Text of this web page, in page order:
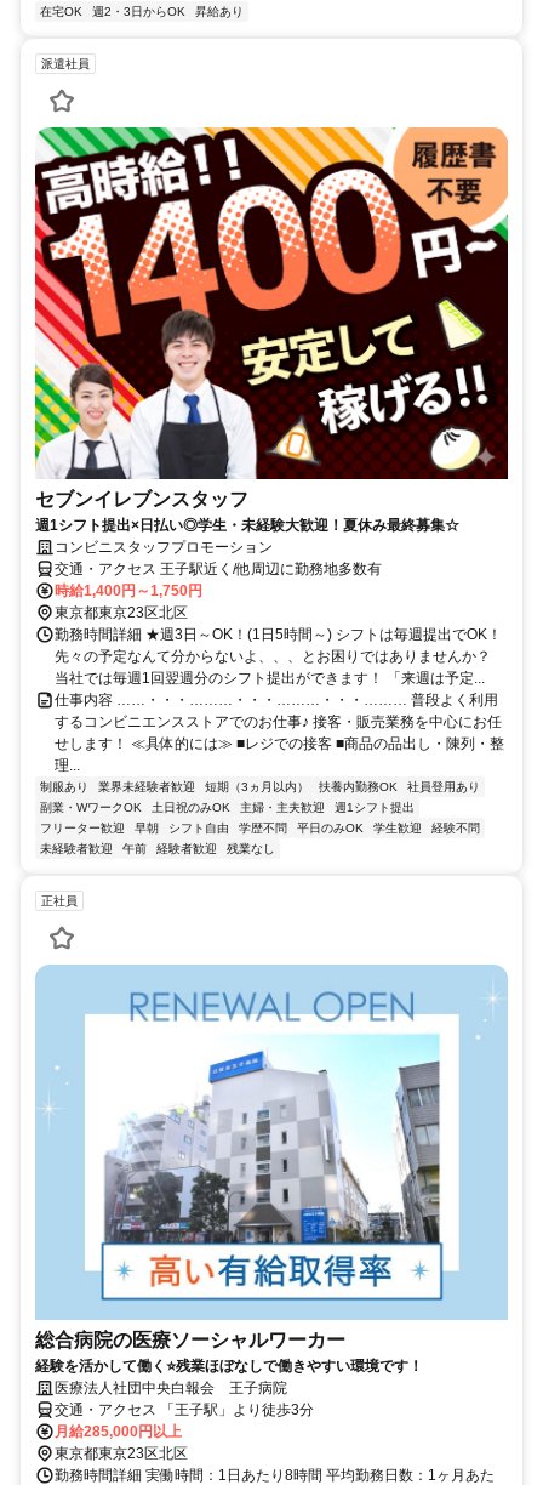
在宅OK 週2・3日からOK 昇給あり
派遣社員
セブンイレブンスタッフ
週1シフト提出×日払い◎学生・未経験大歓迎！夏休み最終募集☆
コンビニスタッフプロモーション
交通・アクセス 王子駅近く/他周辺に勤務地多数有
時給1,400円～1,750円
東京都東京23区北区
勤務時間詳細 ★週3日～OK！(1日5時間～) シフトは毎週提出でOK！
先々の予定なんて分からないよ、、、とお困りではありませんか？
当社では毎週1回翌週分のシフト提出ができます！ 「来週は予定...
仕事内容 ……・・・………・・・………・・・……… 普段よく利用
するコンビニエンスストアでのお仕事♪ 接客・販売業務を中心にお任
せします！ ≪具体的には≫ ■レジでの接客 ■商品の品出し・陳列・整
理...
制服あり 業界未経験者歓迎 短期（3ヵ月以内） 扶養内勤務OK
社員登用あり
副業・WワークOK
土日祝のみOK 主婦・主夫歓迎
週1シフト提出
フリーター歓迎
早朝 シフト自由 学歴不問 平日のみOK 学生歓迎
経験不問
未経験者歓迎
午前 経験者歓迎 残業なし
正社員
総合病院の医療ソーシャルワーカー
経験を活かして働く⭐残業ほぼなしで働きやすい環境です！
医療法人社団中央白報会 王子病院
交通・アクセス 「王子駅」より徒歩3分
月給285,000円以上
東京都東京23区北区
勤務時間詳細 実働時間：1日あたり8時間 平均勤務日数：1ヶ月あた